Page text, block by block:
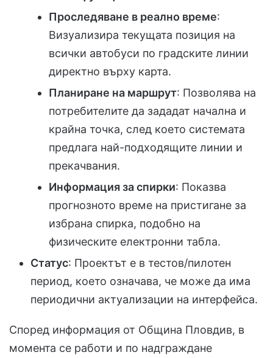
Проследяване в реално време:
Визуализира текущата позиция на
всички автобуси по градските линии
директно върху карта.
Планиране на маршрут: Позволява на
потребителите да зададат начална и
крайна точка, след което системата
предлага най-подходящите линии и
прекачвания.
Информация за спирки: Показва
прогнозното време на пристигане за
избрана спирка, подобно на
физическите електронни табла.
Статус: Проектът е в тестов/пилотен
период, което означава, че може да има
периодични актуализации на интерфейса.
Според информация от Община Пловдив, в
момента се работи и по надграждане